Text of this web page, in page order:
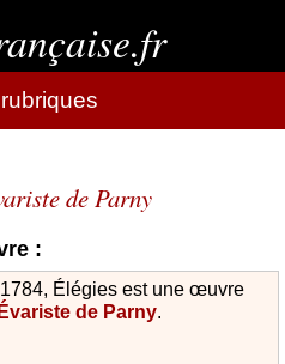
de Parny
:
Élégies est une œuvre
de Parny.